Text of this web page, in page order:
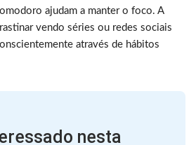
ajudam a manter o foco. A
vendo séries ou redes sociais
através de hábitos
nesta